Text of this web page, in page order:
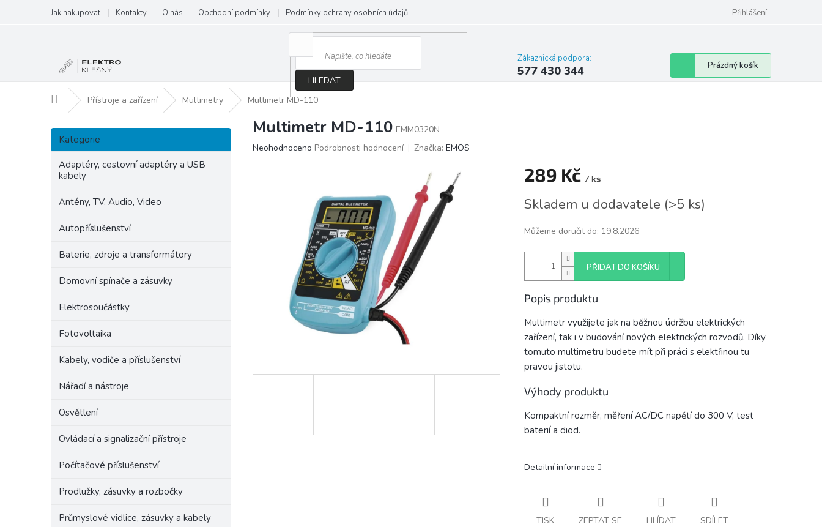
obsah
Jak nakupovat Kontakty O nás Obchodní podmínky Podmínky ochrany osobních údajů Přihlášení
HLEDAT
Zákaznická podpora:
577 430 344
Nákupní
košík
Prázdný košík
Domů Přístroje a zařízení Multimetry Multimetr MD-110
P
s
Přeskočit
kategorie
Kategorie
Adaptéry, cestovní adaptéry a USB
kabely
Antény, TV, Audio, Video
Autopříslušenství
Baterie, zdroje a transformátory
Domovní spínače a zásuvky
Elektrosoučástky
Fotovoltaika
Kabely, vodiče a příslušenství
Nářadí a nástroje
Osvětlení
Ovládací a signalizační přístroje
Počítačové příslušenství
Prodlužky, zásuvky a rozbočky
Průmyslové vidlice, zásuvky a kabely
Multimetr MD-110 EMM0320N
Průměrné
Neohodnoceno Podrobnosti hodnocení Značka: EMOS
289 Kč / ks
cena:
Skladem u dodavatele (>5 ks)
Můžeme doručit do: 19.8.2026
PŘIDAT DO KOŠÍKU
Popis produktu
Multimetr využijete jak na běžnou údržbu elektrických
zařízení, tak i v budování nových elektrických rozvodů. Díky
tomuto multimetru budete mít při práci s elektřinou tu
pravou jistotu.
Výhody produktu
Kompaktní rozměr, měření AC/DC napětí do 300 V, test
baterií a diod.
Detailní informace
TISK ZEPTAT SE HLÍDAT SDÍLET